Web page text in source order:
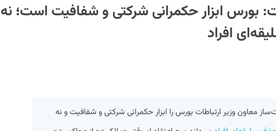
بورس ابزار حکمرانی شرکتی و شفافیت است؛ نه
افراد
معاون وزیر ارتباطات بورس را ابزار حکمرانی شرکتی و شفافیت و نه